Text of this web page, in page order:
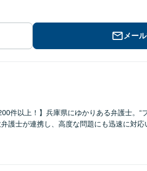
メー
件以上！】兵庫県にゆかりある弁護士。“
護士が連携し、高度な問題にも迅速に対応